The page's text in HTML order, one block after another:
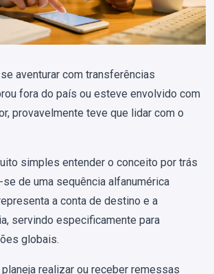
aventurar com transferências
fora do país ou esteve envolvido com
provavelmente teve que lidar com o
simples entender o conceito por trás
de uma sequência alfanumérica
a conta de destino e a
servindo especificamente para
globais.
realizar ou receber remessas